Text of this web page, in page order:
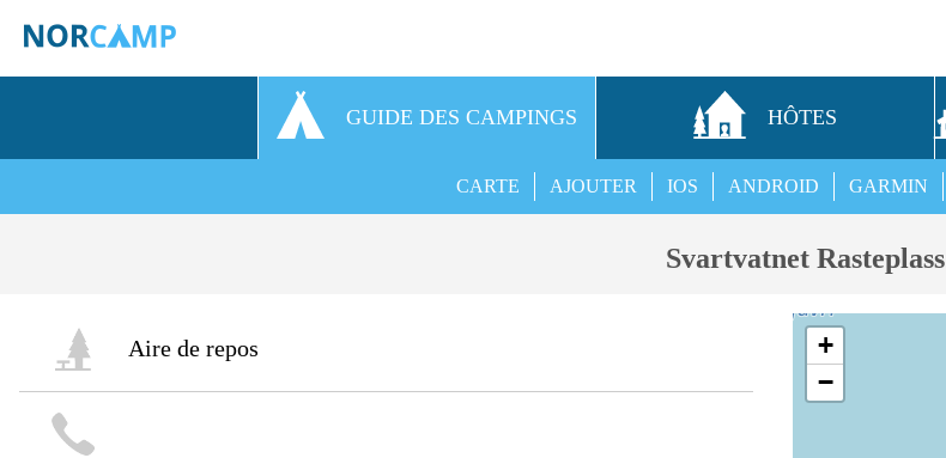
GUIDE DES CAMPINGS HÔTES
GARMIN
ANDROID
IOS
AJOUTER
CARTE
Svartvatnet Rasteplass
Aire de repos
+
−